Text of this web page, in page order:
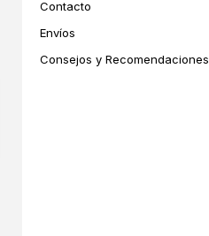
Contacto
Envíos
Consejos y Recomendaciones